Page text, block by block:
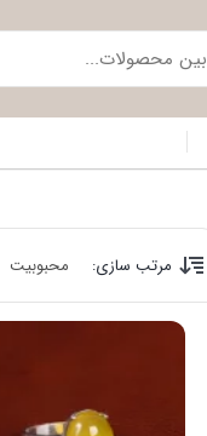
مرتب سازی: محبوبیت